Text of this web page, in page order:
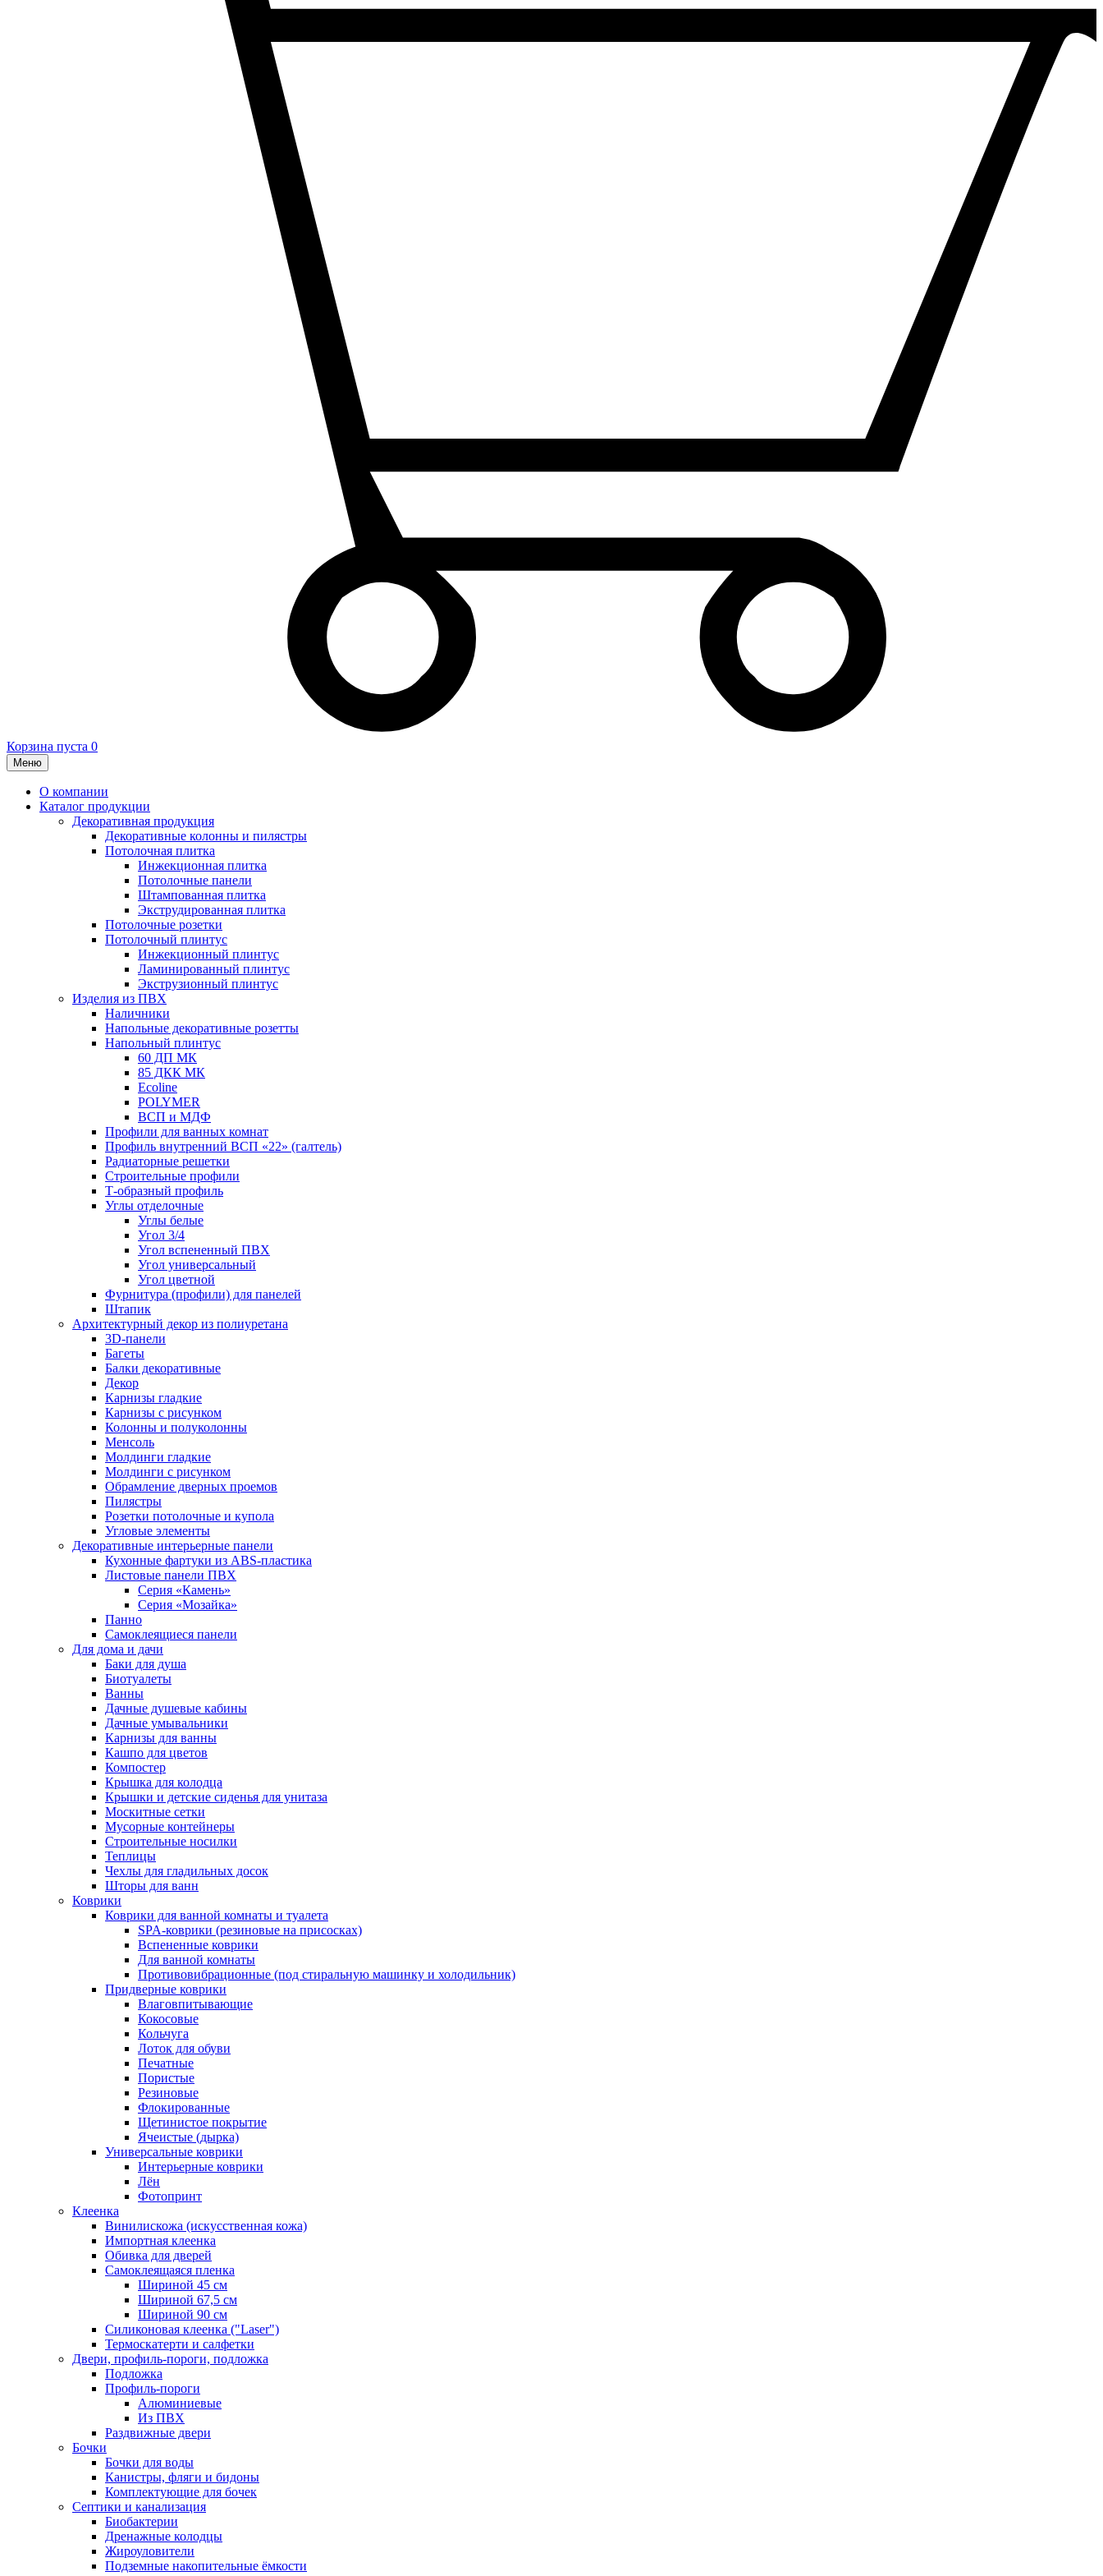
Корзина пуста 0
Меню
О компании
Каталог продукции
Декоративная продукция
Декоративные колонны и пилястры
Потолочная плитка
Инжекционная плитка
Потолочные панели
Штампованная плитка
Экструдированная плитка
Потолочные розетки
Потолочный плинтус
Инжекционный плинтус
Ламинированный плинтус
Экструзионный плинтус
Изделия из ПВХ
Наличники
Напольные декоративные розетты
Напольный плинтус
60 ДП МК
85 ДКК МК
Ecoline
POLYMER
ВСП и МДФ
Профили для ванных комнат
Профиль внутренний ВСП «22» (галтель)
Радиаторные решетки
Строительные профили
Т-образный профиль
Углы отделочные
Углы белые
Угол 3/4
Угол вспененный ПВХ
Угол универсальный
Угол цветной
Фурнитура (профили) для панелей
Штапик
Архитектурный декор из полиуретана
3D-панели
Багеты
Балки декоративные
Декор
Карнизы гладкие
Карнизы с рисунком
Колонны и полуколонны
Менсоль
Молдинги гладкие
Молдинги с рисунком
Обрамление дверных проемов
Пилястры
Розетки потолочные и купола
Угловые элементы
Декоративные интерьерные панели
Кухонные фартуки из ABS-пластика
Листовые панели ПВХ
Серия «Камень»
Серия «Мозайка»
Панно
Самоклеящиеся панели
Для дома и дачи
Баки для душа
Биотуалеты
Ванны
Дачные душевые кабины
Дачные умывальники
Карнизы для ванны
Кашпо для цветов
Компостер
Крышка для колодца
Крышки и детские сиденья для унитаза
Москитные сетки
Мусорные контейнеры
Строительные носилки
Теплицы
Чехлы для гладильных досок
Шторы для ванн
Коврики
Коврики для ванной комнаты и туалета
SPA-коврики (резиновые на присосках)
Вспененные коврики
Для ванной комнаты
Противовибрационные (под стиральную машинку и холодильник)
Придверные коврики
Влаговпитывающие
Кокосовые
Кольчуга
Лоток для обуви
Печатные
Пористые
Резиновые
Флокированные
Щетинистое покрытие
Ячеистые (дырка)
Универсальные коврики
Интерьерные коврики
Лён
Фотопринт
Клеенка
Винилискожа (искусственная кожа)
Импортная клеенка
Обивка для дверей
Самоклеящаяся пленка
Шириной 45 см
Шириной 67,5 см
Шириной 90 см
Силиконовая клеенка ("Laser")
Термоскатерти и салфетки
Двери, профиль-пороги, подложка
Подложка
Профиль-пороги
Алюминиевые
Из ПВХ
Раздвижные двери
Бочки
Бочки для воды
Канистры, фляги и бидоны
Комплектующие для бочек
Септики и канализация
Биобактерии
Дренажные колодцы
Жироуловители
Подземные накопительные ёмкости